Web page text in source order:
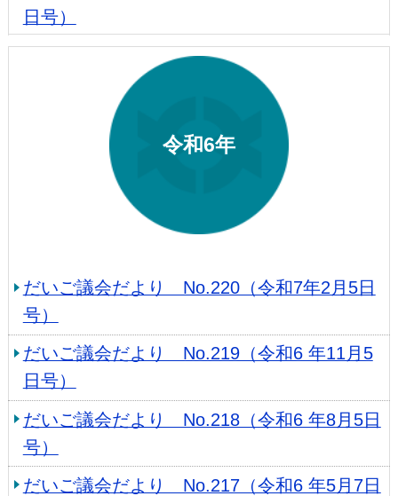
日号）
令和6年
だいご議会だより No.220（令和7年2月5日
号）
だいご議会だより No.219（令和6 年11月5
日号）
だいご議会だより No.218（令和6 年8月5日
号）
だいご議会だより No.217（令和6 年5月7日